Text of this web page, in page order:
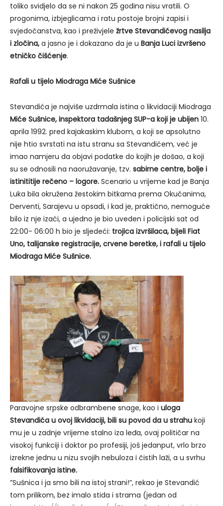
toliko svidjelo da se ni nakon 25 godina nisu vratili. O
progonima, izbjeglicama i ratu postoje brojni zapisi i
svjedočanstva, kao i preživjele žrtve Stevandićevog nasilja
i zločina, a jasno je i dokazano da je u Banja Luci izvršeno
etničko čišćenje.
Rafali u tijelo Miodraga Miće Sušnice
Stevandića je najviše uzdrmala istina o likvidaciji Miodraga
Miće Sušnice, inspektora tadašnjeg SUP-a koji je ubijen 10.
aprila 1992. pred kajakaskim klubom, a koji se apsolutno
nije htio svrstati na istu stranu sa Stevandićem, već je
imao namjeru da objavi podatke do kojih je došao, a koji
su se odnosili na naoružavanje, tzv. sabirne centre, bolje i
istinititije rečeno – logore. Scenario u vrijeme kad je Banja
Luka bila okružena žestokim bitkama prema Okučanima,
Derventi, Sarajevu u opsadi, i kad je, praktično, nemoguće
bilo iz nje izaći, a ujedno je bio uveden i policijski sat od
22:00- 06:00 h bio je sljedeći: trojica izvršilaca, bijeli Fiat
Uno, talijanske registracije, crvene beretke, i rafali u tijelo
Miodraga Miće Sušnice.
Paravojne srpske odbrambene snage, kao i uloga
Stevandića u ovoj likvidaciji, bili su povod da u strahu koji
mu je u zadnje vrijeme stalno iza leđa, ovaj političar na
visokoj funkciji i doktor po profesiji, još jedanput, vrlo brzo
izrekne jednu u nizu svojih nebuloza i čistih laži, a u svrhu
falsifikovanja istine.
”Sušnica i ja smo bili na istoj strani!”, rekao je Stevandić
tom prilikom, bez imalo stida i strama (jedan od